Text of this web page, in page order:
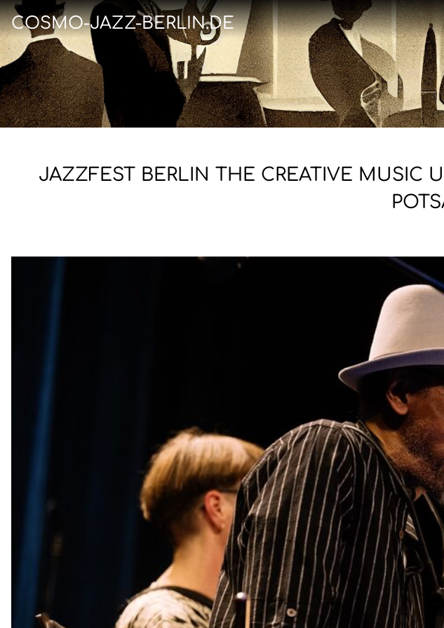
COSMO-JAZZ-BERLIN.DE
JAZZFEST BERLIN THE CREATIVE MUSIC